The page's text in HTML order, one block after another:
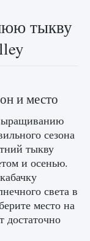
2
тыкву
и место
сезона
тыкву
и осенью.
света в
место на
достаточно